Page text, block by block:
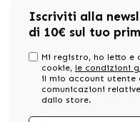
Iscriviti alla
di 10€ sul tuo
Mi registro, ho letto e
cookie, le condizioni
il mio account utente
comunicazioni
dallo store.